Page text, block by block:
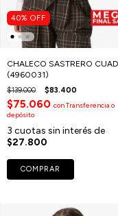
40% OFF
CHALECO SASTRERO
(4960031)
$139.000 $83.400
$75.060 conTransferencia o
depósito
3 cuotas sin interés de
$27.800
COMPRAR